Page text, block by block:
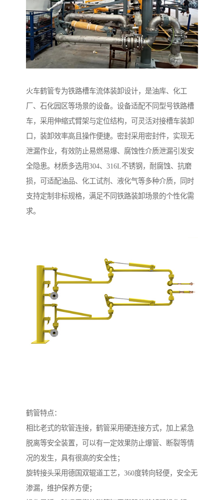
火车鹤管专为铁路槽车流体装卸设计，是油库、化工
厂、石化园区等场景的设备。设备适配不同型号铁路槽
车，采用伸缩式臂架与定位结构，可灵活对接槽车装卸
口，装卸效率高且操作便捷。密封采用密封件，实现无
泄漏作业，有效防止易燃易爆、腐蚀性介质泄漏引发安
全隐患。材质多选用304、316L不锈钢，耐腐蚀、抗磨
损，可适配油品、化工试剂、液化气等多种介质，同时
支持定制非标规格，满足不同铁路装卸场景的个性化需
求。
鹤管特点：
相比老式的软管连接，鹤管采用硬连接方式，加上紧急
脱离等安全装置，可以有一定效果防止爆管、断裂等情
况的发生，具有很高的安全性；
旋转接头采用德国双辊道工艺，360度转向轻便，安全无
渗漏，维护保养方便；